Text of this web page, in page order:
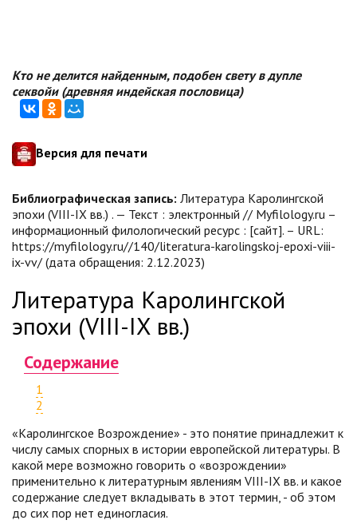
Кто не делится найденным, подобен свету в дупле
секвойи (древняя индейская пословица)
Версия для печати
Библиографическая запись: Литература Каролингской
эпохи (VIII-IX вв.) . — Текст : электронный // Myfilology.ru –
информационный филологический ресурс : [сайт]. – URL:
https://myfilology.ru//140/literatura-karolingskoj-epoxi-viii-
ix-vv/ (дата обращения: 2.12.2023)
Литература Каролингской
эпохи (VIII-IX вв.)
Содержание
1
2
«Каролингское Возрождение» - это понятие принадлежит к
числу самых спорных в истории европейской литературы. В
какой мере возможно говорить о «возрождении»
применительно к литературным явлениям VIII-IX вв. и какое
содержание следует вкладывать в этот термин, - об этом
до сих пор нет единогласия.